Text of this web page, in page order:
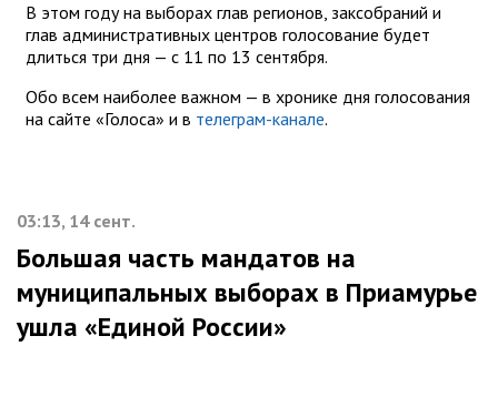
В этом году на выборах глав регионов, заксобраний и
глав административных центров голосование будет
длиться три дня — с 11 по 13 сентября.
Обо всем наиболее важном — в хронике дня голосования
на сайте «Голоса» и в телеграм-канале.
03:13, 14 сент.
Большая часть мандатов на
муниципальных выборах в Приамурье
ушла «Единой России»